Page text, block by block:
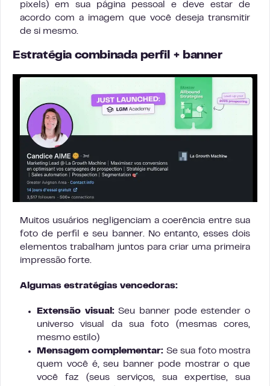
pixels) em sua página pessoal e deve estar de
acordo com a imagem que você deseja transmitir
de si mesmo.
Estratégia combinada perfil + banner
Muitos usuários negligenciam a coerência entre sua
foto de perfil e seu banner. No entanto, esses dois
elementos trabalham juntos para criar uma primeira
impressão forte.
Algumas estratégias vencedoras:
Extensão visual:Seu banner pode estender o
universo visual da sua foto (mesmas cores,
mesmo estilo)
Mensagem complementar: Se sua foto mostra
quem você é, seu banner pode mostrar o que
você faz (seus serviços, sua expertise, sua